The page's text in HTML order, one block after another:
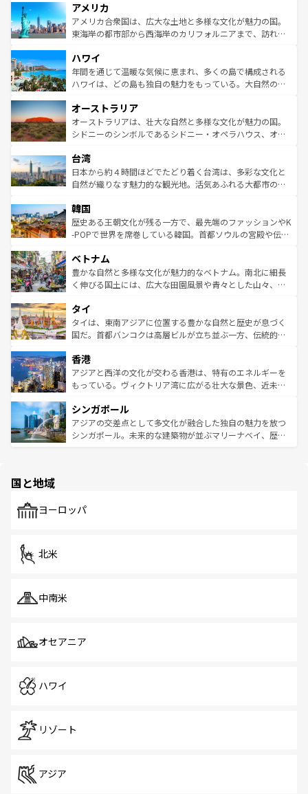
ンツ一覧を参照してほしい。
の建物がそのまま残る町や、スイスならではのユニークな
博物館もあり、アルプス観光だけでなく町歩きも満喫する
ことができる。国民の所得が高いため物価も高いが、旅行
ば市内交通費無料で観光を楽しむこともできる。 なお、新
着のスイス情報はコンテンツ一覧 を参照してほしい。
アメリカ
アメリカ合衆国は、広大な土地と多様な文化が魅力の国。
東海岸の都市部から西海岸のカリフォルニアまで、訪れる
のような巨大都市は、観光、ショッピング、エンターテイ
ンメントが詰まった刺激的なスポットだ。一方、アメリカ
西部には大自然が広がり、グランドキャニオンやイエロー
部のニューオーリンズでは、音楽と美食が融合した独特の
文化が魅力。旅行者はアメリカの各地域で異なる魅力を楽
しみながら、その多様性と豊かな歴史を感じることができ
ならではの贅沢な旅のスタイルだ。 なお、新着のアメリカ
情報はコンテンツ一覧を参照してほしい。
ハワイ
年間を通じて温暖な気候に恵まれ、多くの島で構成される
ハワイは、どの島も独自の魅力をもっている。大自然の神
ワイ島は見逃せない。また、定番の観光地といえばオアフ
島だが、静かな自然を求めるならマウイ島やカウアイ島が
おすすめ。エメラルドグリーンに輝く海をはじめ、豊かな
れるおもてなしの心で訪れる人々を迎えてくれるハワイの
人々、おいしいローカルフードやハワイアンミュージッ
ク、伝統的なフラダンスなど、すべてがハワイの魅力を彩
ワイを、存分に味わってほしい。 なお、新着のハワイ情報
はコンテンツ一覧を参照してほしい。
オーストラリア
オーストラリアは、壮大な自然と多様な文化が魅力の国。
シドニーのシンボルであるシドニー・オペラハウス、オー
リアリーフや大陸中央部にそびえるウルル（エアーズロッ
ク）、タスマニアの美しい原生林やケアンズの熱帯雨林な
ど、見どころがたくさん。また、カフェやワイン、オージ
いる。アクティビティも充実しており、サーフィンやダイ
ビング、ハイキングなど、アウトドア好きにはたまらな
い。オーストラリアの多彩な魅力を存分に味わいつくそ
参照してほしい。
台湾
日本から約４時間ほどでたどり着く台湾は、多彩な文化と
自然が織りなす魅力的な観光地。活気あふれる大都市の台
ン）、静ひつな山岳地帯である台湾東部など、都市の喧騒
と山間の静けさが共存しており、訪れる人に新しい発見と
驚きをもたらしてくれる。また、奥深い台湾の食文化も魅
容にもいいと評判のスイーツなど、バラエティ豊かな料理
が味わえる。 なお、新着の台湾情報は コンテンツ一覧を参
照してほしい。
韓国
歴史ある王朝文化が残る一方で、最先端のファッションやK
-POPで世界を席巻している韓国。首都ソウルの宮殿や伝統
き、地方に足を延ばせば四季折々の自然美を楽しむことが
できる。そして、キムチや焼肉、絶品のストリートフード
まで、さまざまな韓国料理が待っている。夜には、韓国な
リティに包まれながら、韓国の多彩な魅力を心ゆくまで味
わってみてほしい。 なお、新着の韓国情報はコンテンツ一
覧を参照してほしい。
ベトナム
豊かな自然と多様な文化が魅力的なベトナム。南北に細長
く伸びる国土には、広大な田園風景や青々とした山々、世
急速な発展と共に伝統が息づく。ハノイの古い町並みやホ
ーチミン市のフランス統治時代の建物も、独特の雰囲気を
醸し出している。また、バラエティの豊かさとおいしさで
とつ。フォーやバインミー、ベトナムコーヒーなどは、ぜ
ひ現地で味わいたい。どの地域を訪れてもあたたかい人々
が旅行者を迎えてくれるので、きっと忘れられない旅にな
参照してほしい。
タイ
タイは、東南アジアに位置する豊かな自然と歴史が息づく
国だ。首都バンコクは高層ビルが立ち並ぶ一方、伝統的な
の活気が交差している。北部ではチェンマイなどの山岳地
帯で自然と触れ合い、南部ではプーケットやクラビの美し
いビーチでリゾート気分を楽しむことができる。タイ料理
激する。気候は一年中温暖で、どの季節にも異なる楽しみ
が待っている。親しみやすいタイの人々、仏教を中心とし
た文化、そして多様な観光資源が、訪れる旅人を魅了し続
香港
アジアと西洋の文化が交わる香港は、特有のエネルギーを
もっている。ヴィクトリア湾に広がる壮大な景色、近未来
み、どこを訪れても感動するはず。観光スポットが密集し
ており、効率よく見どころを回れるのも魅力。息をのむよ
うな絶景から文化的な体験まで、香港を存分に楽しみ尽く
シンガポール
アジアの交差点として多文化が融合した独自の魅力を放つ
シンガポール。未来的な建築物が並ぶマリーナベイ、歴史
で、ホーカーズは地元の風情を楽しめる外せないスポット
国と地域
ヨーロッパ
北米
中南米
オセアニア
ハワイ
リゾート
アジア